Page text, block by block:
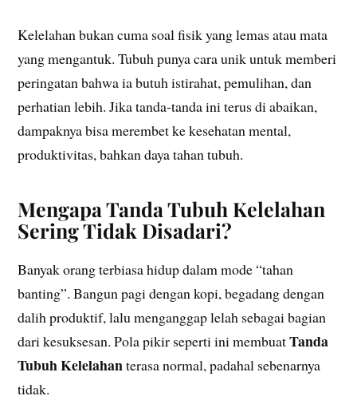
Kelelahan bukan cuma soal fisik yang lemas atau mata
yang mengantuk. Tubuh punya cara unik untuk memberi
peringatan bahwa ia butuh istirahat, pemulihan, dan
perhatian lebih. Jika tanda-tanda ini terus di abaikan,
dampaknya bisa merembet ke kesehatan mental,
produktivitas, bahkan daya tahan tubuh.
Mengapa Tanda Tubuh Kelelahan
Sering Tidak Disadari?
Banyak orang terbiasa hidup dalam mode “tahan
banting”. Bangun pagi dengan kopi, begadang dengan
dalih produktif, lalu menganggap lelah sebagai bagian
dari kesuksesan. Pola pikir seperti ini membuatTanda
Tubuh Kelelahanterasa normal, padahal sebenarnya
tidak.